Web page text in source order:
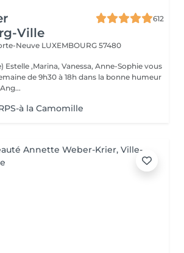
Ville
612
Neuve LUXEMBOURG 57480
Estelle ,Marina, Vanessa, Anne-Sophie vous
de 9h30 à 18h dans la bonne humeur
à la Camomille